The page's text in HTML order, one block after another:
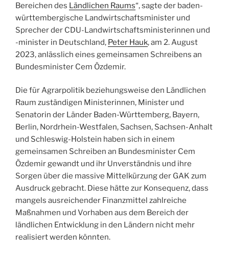
Bereichen des Ländlichen Raums“, sagte der baden-
württembergische Landwirtschaftsminister und
Sprecher der CDU-Landwirtschaftsministerinnen und
-minister in Deutschland, Peter Hauk, am 2. August
2023, anlässlich eines gemeinsamen Schreibens an
Bundesminister Cem Özdemir.
Die für Agrarpolitik beziehungsweise den Ländlichen
Raum zuständigen Ministerinnen, Minister und
Senatorin der Länder Baden-Württemberg, Bayern,
Berlin, Nordrhein-Westfalen, Sachsen, Sachsen-Anhalt
und Schleswig-Holstein haben sich in einem
gemeinsamen Schreiben an Bundesminister Cem
Özdemir gewandt und ihr Unverständnis und ihre
Sorgen über die massive Mittelkürzung der GAK zum
Ausdruck gebracht. Diese hätte zur Konsequenz, dass
mangels ausreichender Finanzmittel zahlreiche
Maßnahmen und Vorhaben aus dem Bereich der
ländlichen Entwicklung in den Ländern nicht mehr
realisiert werden könnten.